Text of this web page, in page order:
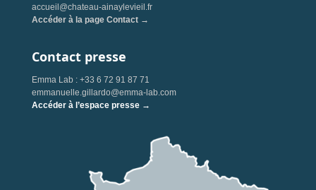
accueil@chateau-ainaylevieil.fr
Accéder à la page Contact →
Contact presse
Emma Lab : +33 6 72 91 87 71
emmanuelle.gillardo@emma-lab.com
Accéder à l’espace presse →